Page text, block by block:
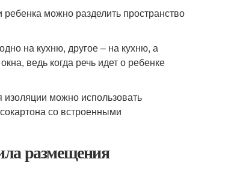
можно разделить пространство
на кухню, другое – на кухню, а
ведь когда речь идет о ребенке
изоляции можно использовать
со встроенными
размещения